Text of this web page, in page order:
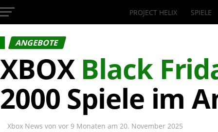
InsideXbox.de
PROJECT HELIX SPIELE
ANGEBOTE
XBOX Black
2000 Spiele im
Xbox News von vor 9 Monaten am 20. November 2025